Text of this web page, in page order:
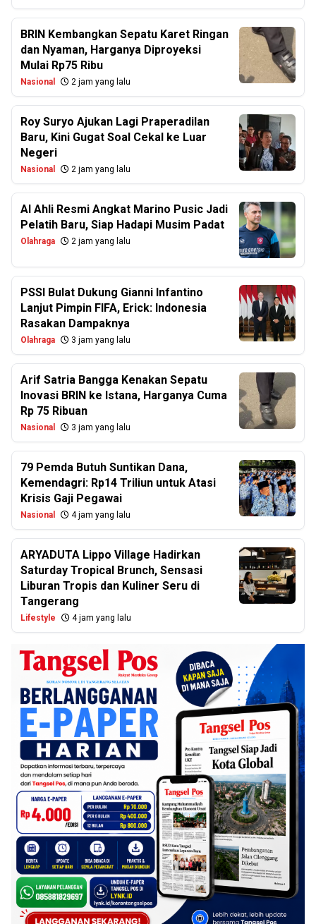
BRIN Kembangkan Sepatu Karet Ringan
dan Nyaman, Harganya Diproyeksi
Mulai Rp75 Ribu
Nasional 2 jam yang lalu
Roy Suryo Ajukan Lagi Praperadilan
Baru, Kini Gugat Soal Cekal ke Luar
Negeri
Nasional 2 jam yang lalu
Al Ahli Resmi Angkat Marino Pusic Jadi
Pelatih Baru, Siap Hadapi Musim Padat
Olahraga 2 jam yang lalu
PSSI Bulat Dukung Gianni Infantino
Lanjut Pimpin FIFA, Erick: Indonesia
Rasakan Dampaknya
Olahraga 3 jam yang lalu
Arif Satria Bangga Kenakan Sepatu
Inovasi BRIN ke Istana, Harganya Cuma
Rp 75 Ribuan
Nasional 3 jam yang lalu
79 Pemda Butuh Suntikan Dana,
Kemendagri: Rp14 Triliun untuk Atasi
Krisis Gaji Pegawai
Nasional 4 jam yang lalu
ARYADUTA Lippo Village Hadirkan
Saturday Tropical Brunch, Sensasi
Liburan Tropis dan Kuliner Seru di
Tangerang
Lifestyle 4 jam yang lalu